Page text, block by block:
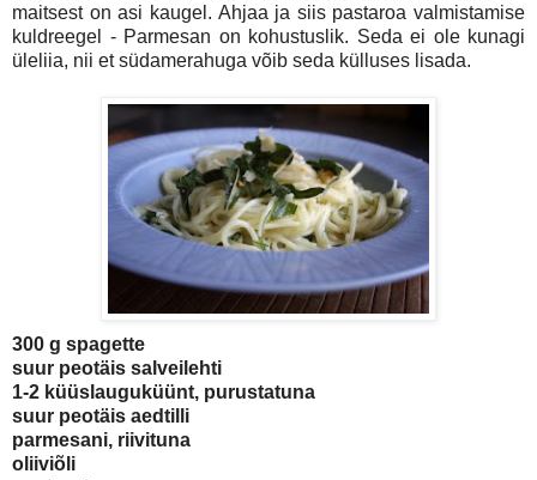
maitsest on asi kaugel. Ahjaa ja siis pastaroa valmistamise
kuldreegel - Parmesan on kohustuslik. Seda ei ole kunagi
üleliia, nii et südamerahuga võib seda külluses lisada.
300 g spagette
suur peotäis salveilehti
1-2 küüslauguküünt, purustatuna
suur peotäis aedtilli
parmesani, riivituna
oliiviõli